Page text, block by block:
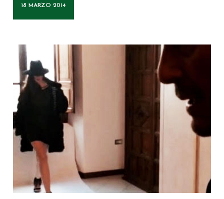
18 MARZO 2014